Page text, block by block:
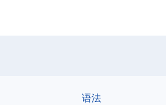
语法